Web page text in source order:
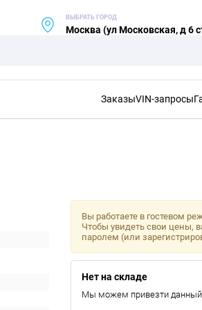
ВЫБРАТЬ ГОРОД
Москва (ул Московская, д 6
ЗаказыVIN-запросы
Вы работаете в гостевом
Чтобы увидеть свои цены,
паролем (или
Нет на складе
Мы можем привезти данный